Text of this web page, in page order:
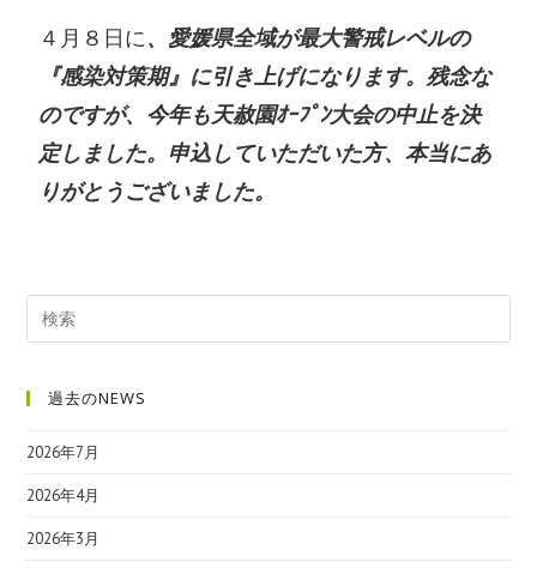
４月８日に、愛媛県全域が最大警戒レベルの
『感染対策期』に引き上げになります。残念な
のですが、今年も天赦園ｵｰﾌﾟﾝ大会の中止を決
定しました。申込していただいた方、本当にあ
りがとうございました。
過去のNEWS
2026年7月
2026年4月
2026年3月